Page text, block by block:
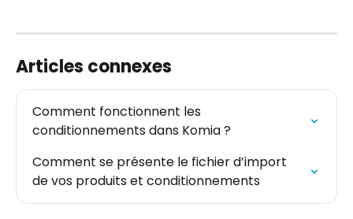
Articles connexes
Comment fonctionnent les
conditionnements dans Komia ?
Comment se présente le fichier d’import
de vos produits et conditionnements